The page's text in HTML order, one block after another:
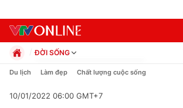
ĐỜI SỐNG
Chính trị
Pháp luật
Du lịch Làm đẹp Chất lượng cuộc sống
10/01/2022 06:00 GMT+7